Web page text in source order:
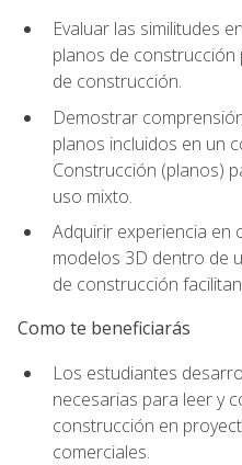
Evaluar las similitudes
planos de
de construcción.
Demostrar
planos incluidos en un
Construcción (planos)
uso mixto.
Adquirir experiencia en
modelos 3D dentro de
de construcción
Como te beneficiarás
Los estudiantes
necesarias para leer y
construcción en
comerciales.